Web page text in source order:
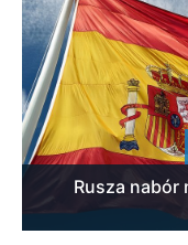
Rusza nabór